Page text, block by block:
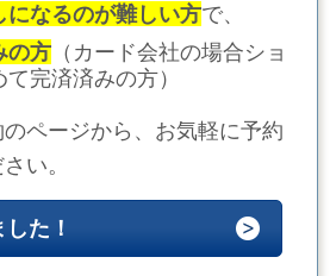
になるのが難しい方で、
の方 （カード会社の場合ショ
完済済みの方）
ページから、お気軽に予約
い。
た！